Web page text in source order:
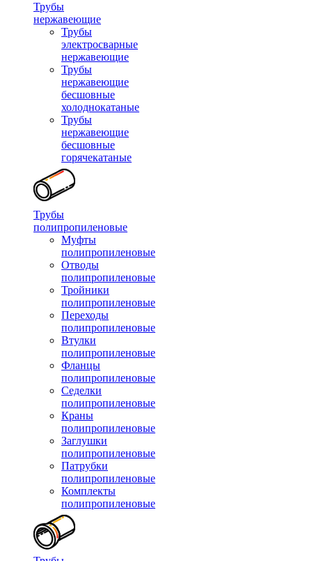
Трубы
нержавеющие
Трубы
электросварные
нержавеющие
Трубы
нержавеющие
бесшовные
холоднокатаные
Трубы
нержавеющие
бесшовные
горячекатаные
Трубы
полипропиленовые
Муфты
полипропиленовые
Отводы
полипропиленовые
Тройники
полипропиленовые
Переходы
полипропиленовые
Втулки
полипропиленовые
Фланцы
полипропиленовые
Седелки
полипропиленовые
Краны
полипропиленовые
Заглушки
полипропиленовые
Патрубки
полипропиленовые
Комплекты
полипропиленовые